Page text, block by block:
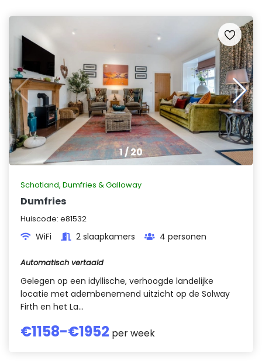
1/20
Schotland, Dumfries & Galloway
Dumfries
Huiscode: e81532
WiFi 2 slaapkamers 4 personen
Automatisch vertaald
Gelegen op een idyllische, verhoogde landelijke
locatie met adembenemend uitzicht op de Solway
Firth en het La...
€1158-€1952 per week